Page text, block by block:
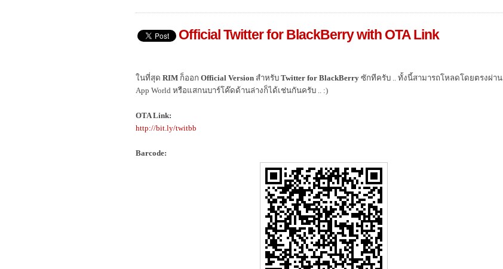
Official Twitter for BlackBerry with OTA Link
ในที่สุด RIM ก็ออก Official Version สำหรับ Twitter for BlackBerry ซักทีครับ .. ทั้งนี้สามารถโหลดโดยตรงผ่าน
App World หรือแสกนบาร์โค๊ดด้านล่างก็ได้เช่นกันครับ .. :)
OTA Link:
http://bit.ly/twitbb
Barcode: